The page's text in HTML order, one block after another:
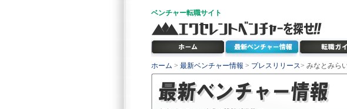
ベンチャー転職サイト
ホーム > 最新ベンチャー情報 > プレスリリース> みなとみら